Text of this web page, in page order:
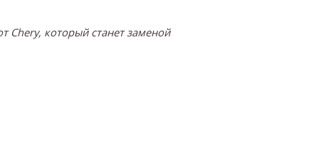
Chery, который станет заменой